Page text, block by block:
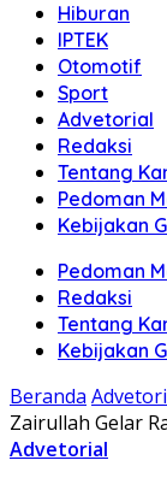
Hiburan
IPTEK
Otomotif
Sport
Advetorial
Redaksi
Tentang
Pedoman
Kebijakan
Pedoman
Redaksi
Tentang
Kebijakan
Beranda
Zairullah Gelar
Advetorial